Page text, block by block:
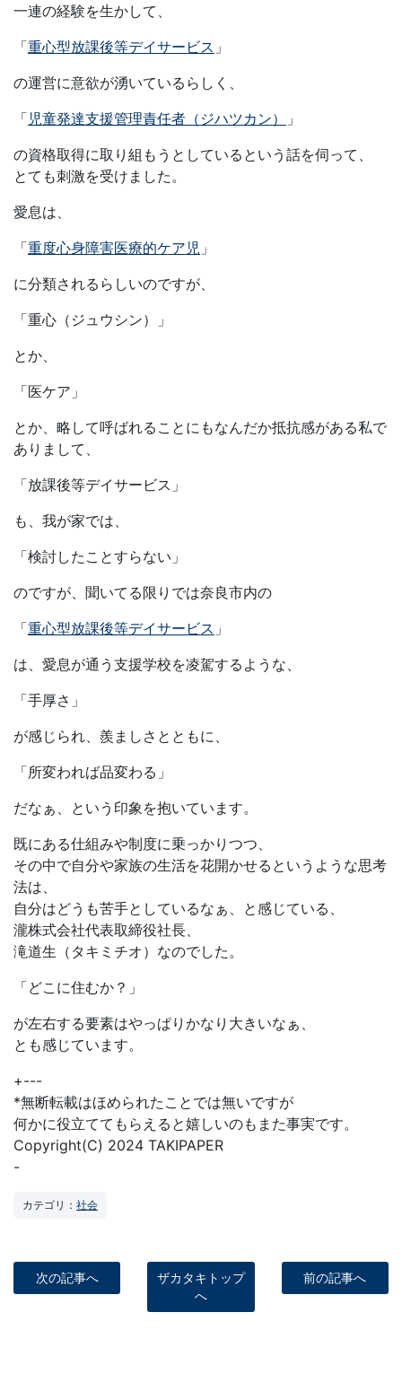
一連の経験を生かして、
「重心型放課後等デイサービス 」
の運営に意欲が湧いているらしく、
「 児童発達支援管理責任者（ジハツカン）
」
の資格取得に取り組もうとしているという話を伺って、
とても刺激を受けました。
愛息は、
「重度心身障害医療的ケア児 」
に分類されるらしいのですが、
「重心（ジュウシン）」
とか、
「医ケア」
とか、略して呼ばれることにもなんだか抵抗感がある私で
ありまして、
「放課後等デイサービス」
も、我が家では、
「検討したことすらない」
のですが、聞いてる限りでは奈良市内の
「重心型放課後等デイサービス 」
は、愛息が通う支援学校を凌駕するような、
「手厚さ」
が感じられ、羨ましさとともに、
「所変われば品変わる」
だなぁ、という印象を抱いています。
既にある仕組みや制度に乗っかりつつ、
その中で自分や家族の生活を花開かせるというような思考
法は、
自分はどうも苦手としているなぁ、と感じている、
瀧株式会社代表取締役社長、
滝道生（タキミチオ）なのでした。
「どこに住むか？」
が左右する要素はやっぱりかなり大きいなぁ、
とも感じています。
+---
*無断転載はほめられたことでは無いですが
何かに役立ててもらえると嬉しいのもまた事実です。
Copyright(C) 2024 TAKIPAPER
-
カテゴリ： 社会
次の記事へ
ザカタキトップ
へ
前の記事へ